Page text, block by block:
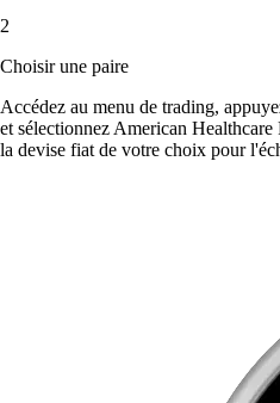
2
Choisir une paire
Accédez au menu de trading,
et sélectionnez American
la devise fiat de votre choix pour